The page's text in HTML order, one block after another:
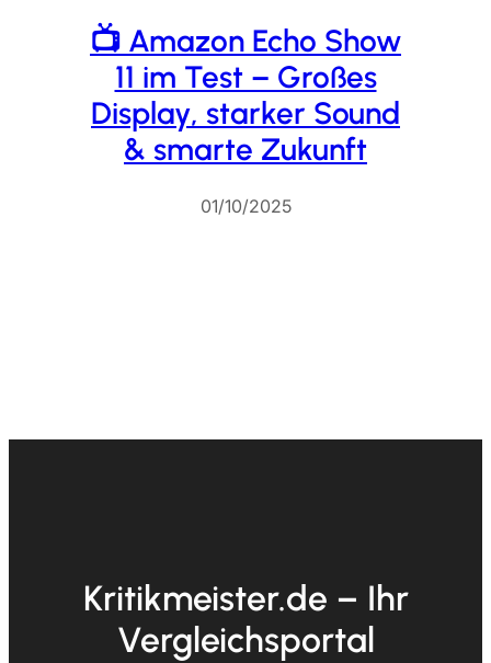
📺 Amazon Echo Show
11 im Test – Großes
Display, starker Sound
& smarte Zukunft
01/10/2025
Kritikmeister.de – Ihr
Vergleichsportal